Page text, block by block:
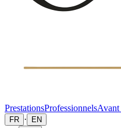
PrestationsProfessionnelsAvant
FR · EN